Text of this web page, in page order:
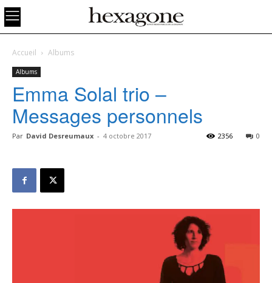
Accueil Albums
Albums
Emma Solal trio –
Messages personnels
Par David Desreumaux - 4 octobre 2017 0
2356